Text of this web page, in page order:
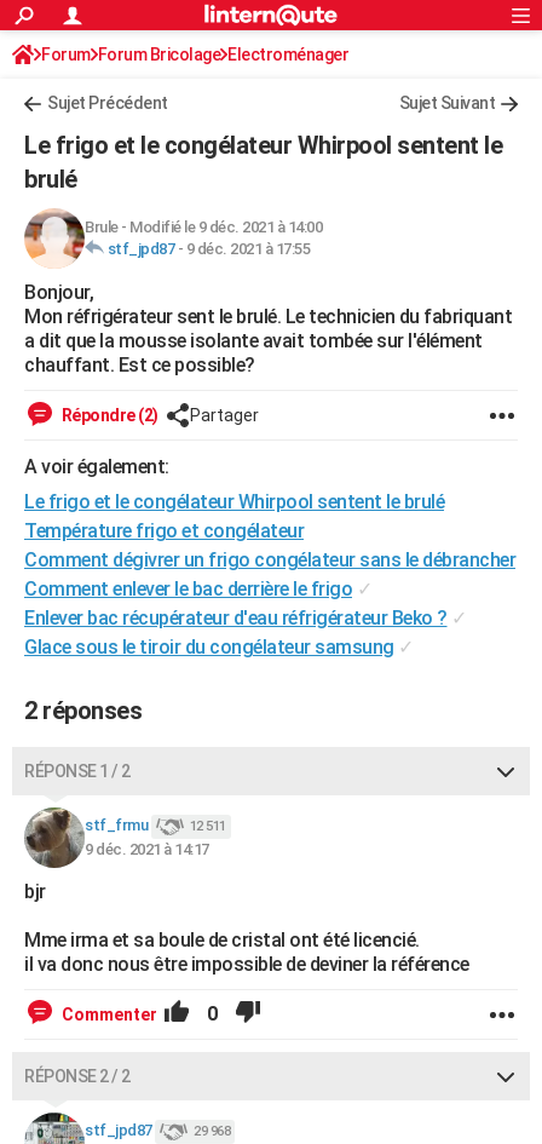
ACTUALITÉS
Politique
Société
Faits Divers
Education
Monde
Villes
+
Programme TV
TNTStreaming
Cinéma
Sorties cinéma
Musique
+FINANCE
Retraite
Impôts
Epargne
Immobilier
Risques naturels par ville
Banque
Assurance
Crédit
AUTO
Essais
Réserver un essai
Citadines
Berlines
SUV
Forum auto
HIGH-TECH
Mobiles
Meilleur smartphone
Internet
Ordinateurs
Jeux vidéo
Guide high-tech
BRICOLAGE
Forum
Aménagement intérieur
Extérieur
Cuisine
Salle de bains
Jardinage
Rangement
WEEK-END
Guides de France
Escapades
Patrimoine
Expositions
Musées
Week-end nature
LIFESTYLE
Art de vivre
Bien-être
Loisirs
Mode
Modes de vie
SANTE
Alimentation
Guide de la santé
Maladies
Médicaments
Sommeil
VOYAGE
Destinations
City break
Voyage nature
Voyage de noces
Forum
Climat
+PHOTO
GUIDES D'ACHAT
CARTE DE VOEUX
Carte de Noël
Carte Bonne année
Carte Saint-Valentin
Carte Pâques
Carte d'anniversaire
DICTIONNAIRE
Dictionnaire
Biographies
Citations
Expressions
Proverbes
PROGRAMME TV
COPAINS D'AVANT
FORUM
Bricolage
Lifestyle
Culture
Sport
Auto
Television
Voyage
Cinema
S'inscrire
Connexion
Forum Forum Bricolage Electroménager
Sujet Précédent Sujet Suivant
Le frigo et le congélateur Whirpool sentent le
brulé
Brule- Modifié le 9 déc. 2021 à 14:00
stf_jpd87- 9 déc. 2021 à 17:55
Bonjour,
Mon réfrigérateur sent le brulé. Le technicien du fabriquant
a dit que la mousse isolante avait tombée sur l'élément
chauffant. Est ce possible?
Répondre (2) Partager
A voir également:
Le frigo et le congélateur Whirpool sentent le brulé
Température frigo et congélateur
Comment dégivrer un frigo congélateur sans le débrancher
Comment enlever le bac derrière le frigo ✓
Enlever bac récupérateur d'eau réfrigérateur Beko ? ✓
Glace sous le tiroir du congélateur samsung ✓
2 réponses
RÉPONSE 1 / 2
stf_frmu 12 511
9 déc. 2021 à 14:17
bjr
Mme irma et sa boule de cristal ont été licencié.
il va donc nous être impossible de deviner la référence
Commenter 0
RÉPONSE 2 / 2
stf_jpd87 29 968